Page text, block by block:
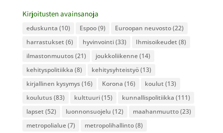
Kirjoitusten avainsanoja
eduskunta (10) Espoo(9) Euroopan neuvosto(22)
harrastukset (6) hyvinvointi(33) Ihmisoikeudet (8)
ilmastonmuutos(21) joukkoliikenne(14)
kehityspolitiikka (8) kehitysyhteistyö(13)
kirjallinen kysymys(16) Korona (16) koulut (13)
koulutus(83) kulttuuri(15) kunnallispolitiikka (111)
lapset (52) luonnonsuojelu (12) maahanmuutto(23)
metropolialue(7) metropolihallinto(8)